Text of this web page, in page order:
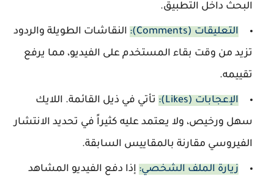
البحث داخل التطبيق.
التعليقات (Comments):
النقاشات الطويلة والردود
تزيد من وقت بقاء المستخدم على الفيديو، مما يرفع
تقييمه.
الإعجابات (Likes):
تأتي في ذيل القائمة. اللايك
سهل ورخيص، ولا يعتمد عليه كثيراً في تحديد الانتشار
الفيروسي مقارنة بالمقاييس السابقة.
زيارة الملف الشخصي: إذا دفع الفيديو المشاهد